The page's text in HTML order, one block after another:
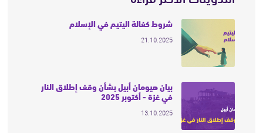
شروط كفالة اليتيم في الإسلام
21.10.2025
بيان هيومان أبيل بشأن وقف إطلاق النار
في غزة - أكتوبر 2025
13.10.2025